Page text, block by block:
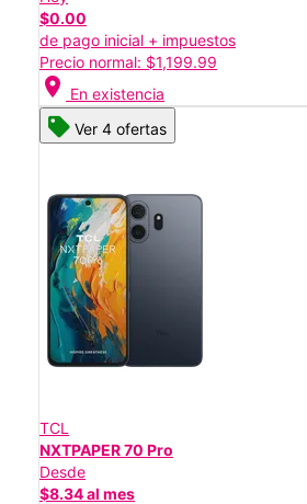
$0.00
de pago inicial + impuestos
Precio normal: $1,199.99
location_on En existencia
Ver 4 ofertas
TCL
NXTPAPER 70 Pro
Desde
$8.34 al mes